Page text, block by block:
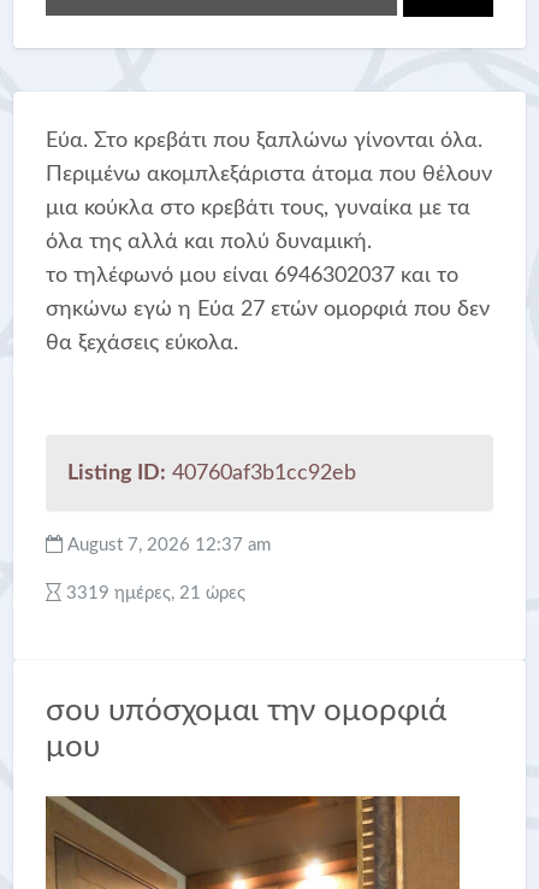
Εύα. Στο κρεβάτι που ξαπλώνω γίνονται όλα.
Περιμένω ακομπλεξάριστα άτομα που θέλουν
μια κούκλα στο κρεβάτι τους, γυναίκα με τα
όλα της αλλά και πολύ δυναμική.
το τηλέφωνό μου είναι 6946302037 και το
σηκώνω εγώ η Εύα 27 ετών ομορφιά που δεν
θα ξεχάσεις εύκολα.
Listing ID: 40760af3b1cc92eb
August 7, 2026 12:37 am
3319 ημέρες, 21 ώρες
σου υπόσχομαι την ομορφιά
μου